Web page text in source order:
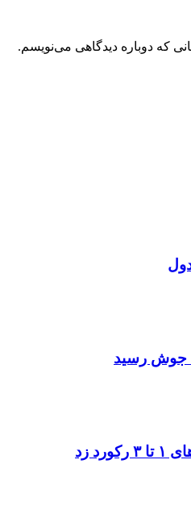
که دوباره دیدگاهی می‌نویسم.
جوش رسید